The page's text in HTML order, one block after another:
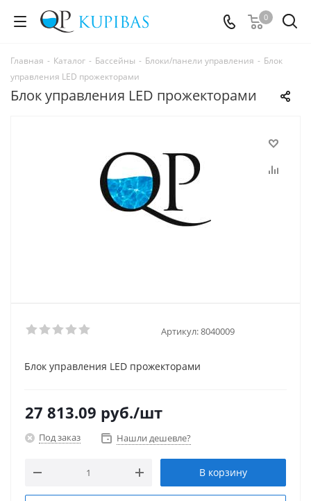
0
Главная - Каталог - Бассейны - Блоки/панели управления - Блок
управления LED прожекторами
Блок управления LED прожекторами
Артикул:8040009
Блок управления LED прожекторами
27 813.09 руб./шт
Под заказ Нашли дешевле?
В корзину